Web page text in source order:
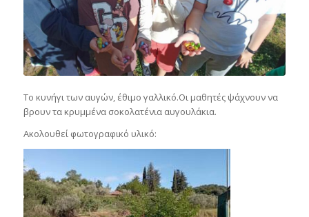
Το κυνήγι των αυγών, έθιμο γαλλικό.Οι μαθητές ψάχνουν να
βρουν τα κρυμμένα σοκολατένια αυγουλάκια.
Ακολουθεί φωτογραφικό υλικό: